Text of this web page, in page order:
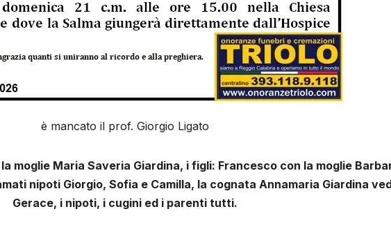
è mancato il prof. Giorgio Ligato
moglie Maria Saveria Giardina, i figli: Francesco con la moglie
nipoti Giorgio, Sofia e Camilla, la cognata Annamaria Giardina
Gerace, i nipoti, i cugini ed i parenti tutti.